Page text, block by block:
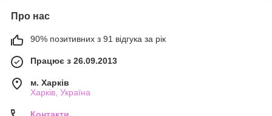
Про нас
90% позитивних з 91 відгука за рік
Працює з 26.09.2013
м. Харків
Харків, Україна